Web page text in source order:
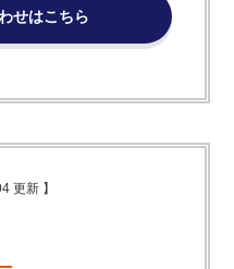
せはこちら
更新 】